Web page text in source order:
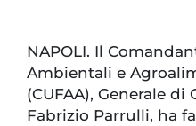
NAPOLI. Il
Ambientali e
(CUFAA), Generale di
Fabrizio Parrulli, ha